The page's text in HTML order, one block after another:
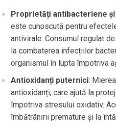
Proprietăți antibacteriene
este cunoscută pentru
antivirale. Consumul regulat
la combaterea infecțiilor
organismul în lupta împotriva
Antioxidanți puternici:
antioxidanți, care ajută la
împotriva stresului oxidativ.
îmbătrânirii premature și la